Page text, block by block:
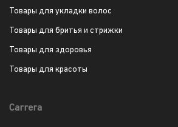
Товары для укладки волос
Товары для бритья и стрижки
Товары для здоровья
Товары для красоты
Carrera